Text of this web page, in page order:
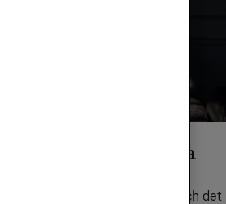
med nästa
ligger till grund för allt vi gör och det